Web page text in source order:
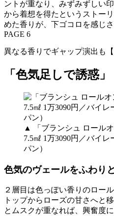
ントが重なり、みずみずしい
から着想を得たというストー
めた香りが、下ゴコロを感じ
PAGE 6
異なる香りでギャップ演出も【
「色気足しで誘惑」
▲ 「ブランシュ ロール
7.5㎖ 1万3090円／バイ
パン）
色気のヴェールをふわり
２層目は色っぽい香りのロー
トップからローズの甘さへと
とムスクが重なれば、興奮度